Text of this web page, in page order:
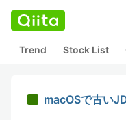
Trend Stock List
macOSで古い